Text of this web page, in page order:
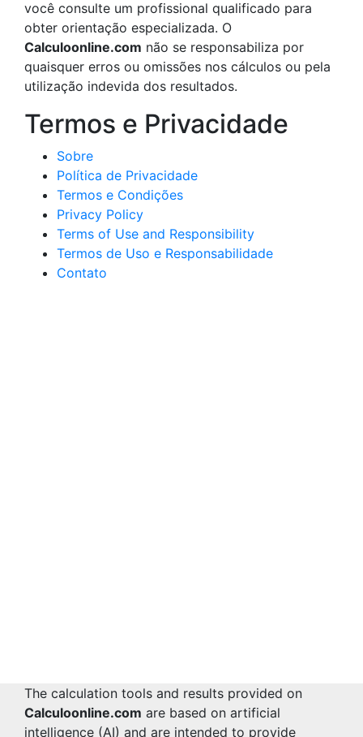
você consulte um profissional qualificado para
obter orientação especializada. O
Calculoonline.com não se responsabiliza por
quaisquer erros ou omissões nos cálculos ou pela
utilização indevida dos resultados.
Termos e Privacidade
Sobre
Política de Privacidade
Termos e Condições
Privacy Policy
Terms of Use and Responsibility
Termos de Uso e Responsabilidade
Contato
The calculation tools and results provided on
Calculoonline.com are based on artificial
intelligence (AI) and are intended to provide